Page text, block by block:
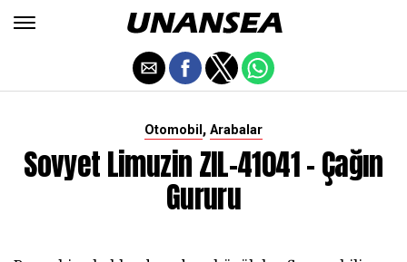
Otomobil , Arabalar
Sovyet Limuzin ZIL-41041 - Çağın
Gururu